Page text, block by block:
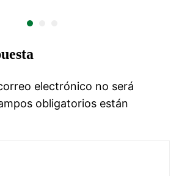
electrónico no será
obligatorios están